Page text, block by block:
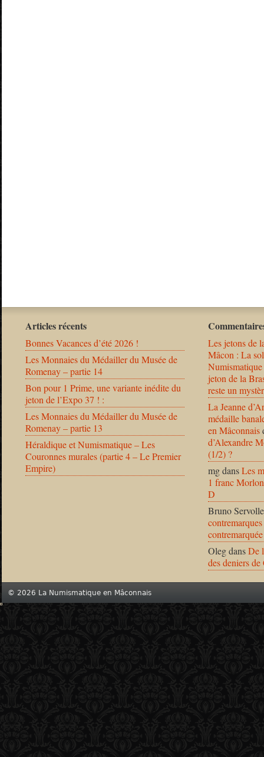
Articles récents
Bonnes Vacances d’été 2026 !
Les Monnaies du Médailler du Musée de
Romenay – partie 14
Bon pour 1 Prime, une variante inédite du
jeton de l’Expo 37 ! :
Les Monnaies du Médailler du Musée de
Romenay – partie 13
Héraldique et Numismatique – Les
Couronnes murales (partie 4 – Le Premier
Empire)
Les jetons de
Mâcon : La
jeton de la
reste un
La Jeanne
médaille
en Mâconnais
d’Alexandre
(1/2) ?
mgdansLes
1 franc
D
Bruno Servolle
OlegdansDe
des deniers
© 2026 La Numismatique en Mâconnais